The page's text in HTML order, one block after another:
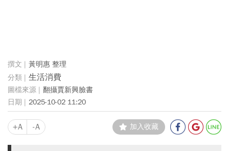
黃明惠 整理
生活消費
翻攝賈新興臉書
2025-10-02 11:20
+A -A 加入收藏